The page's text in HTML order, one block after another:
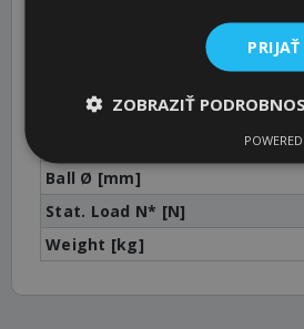
l3 [mm]
Ball Ø [mm]
Stat. Load N* [N]
Weight [kg]
ZOBRAZIŤ